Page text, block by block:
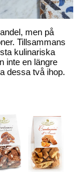
men på
Tillsammans
kulinariska
inte en längre
dessa två ihop.